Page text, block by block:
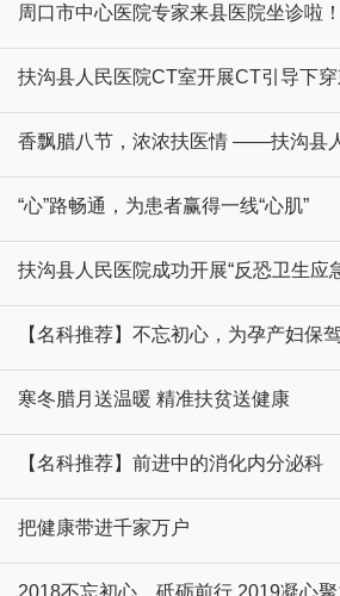
周口市中心医院专家来县医院坐诊啦！
扶沟县人民医院CT室开展CT引导下
“心”路畅通，为患者赢得一线“心肌”
扶沟县人民医院成功开展“反恐卫生应
寒冬腊月送温暖 精准扶贫送健康
【名科推荐】前进中的消化内分泌科
把健康带进千家万户
2018不忘初心，砥砺前行 2019凝心